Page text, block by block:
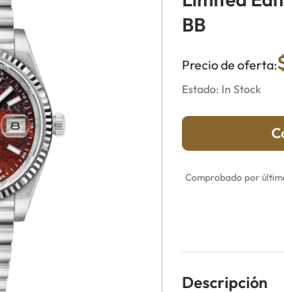
BB
Precio de oferta:
Estado: In Stock
Comprobado por
Descripción